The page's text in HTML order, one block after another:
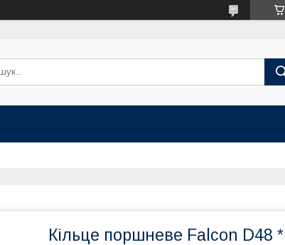
Кільце поршневе Falcon D48